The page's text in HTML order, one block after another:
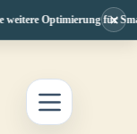
Optimierung für×